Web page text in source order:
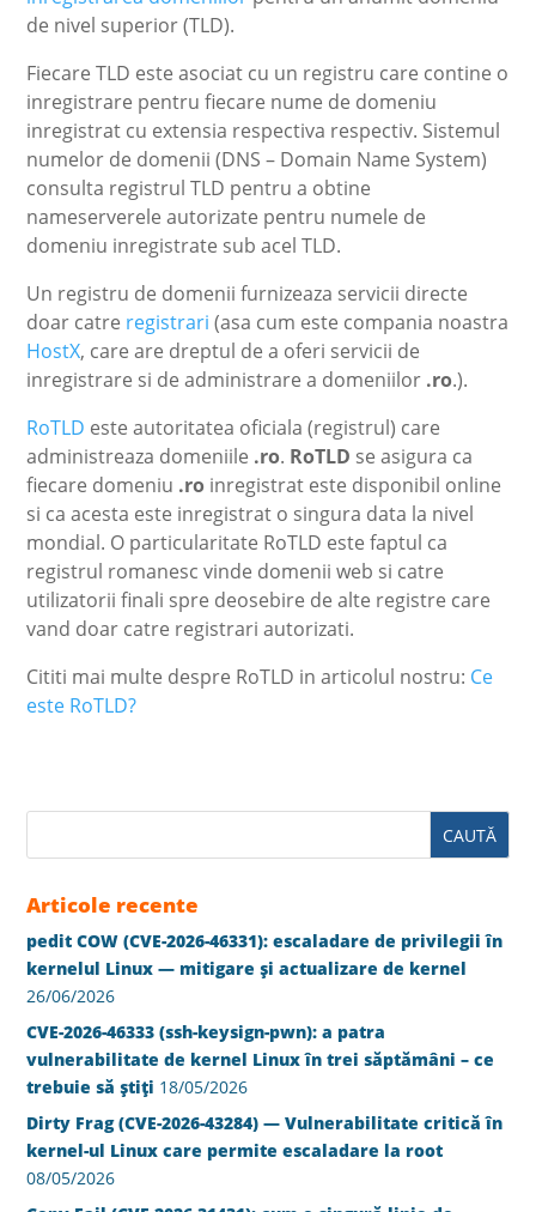
de nivel superior (TLD).
Fiecare TLD este asociat cu un registru care contine o
inregistrare pentru fiecare nume de domeniu
inregistrat cu extensia respectiva respectiv. Sistemul
numelor de domenii (DNS – Domain Name System)
consulta registrul TLD pentru a obtine
nameserverele autorizate pentru numele de
domeniu inregistrate sub acel TLD.
Un registru de domenii furnizeaza servicii directe
doar catre registrari (asa cum este compania noastra
HostX, care are dreptul de a oferi servicii de
inregistrare si de administrare a domeniilor .ro.).
RoTLD este autoritatea oficiala (registrul) care
administreaza domeniile .ro. RoTLD se asigura ca
fiecare domeniu .ro inregistrat este disponibil online
si ca acesta este inregistrat o singura data la nivel
mondial. O particularitate RoTLD este faptul ca
registrul romanesc vinde domenii web si catre
utilizatorii finali spre deosebire de alte registre care
vand doar catre registrari autorizati.
Cititi mai multe despre RoTLD in articolul nostru: Ce
este RoTLD?
Articole recente
pedit COW (CVE-2026-46331): escaladare de privilegii în
kernelul Linux — mitigare și actualizare de kernel
26/06/2026
CVE-2026-46333 (ssh-keysign-pwn): a patra
vulnerabilitate de kernel Linux în trei săptămâni – ce
trebuie să știți 18/05/2026
Dirty Frag (CVE-2026-43284) — Vulnerabilitate critică în
kernel-ul Linux care permite escaladare la root
08/05/2026